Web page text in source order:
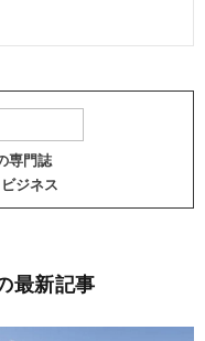
専門誌
ジネス
最新記事